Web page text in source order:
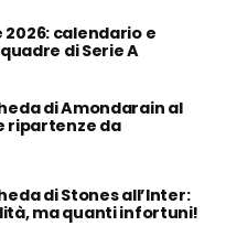
calendario e
di Serie A
di Amondarain al
ripartenze da
di Stones all’Inter:
ma quanti infortuni!